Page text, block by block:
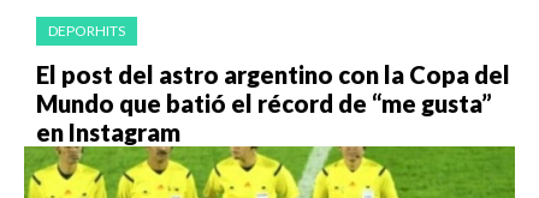
DEPORHITS
El post del astro argentino con la Copa del
Mundo que batió el récord de “me gusta”
en Instagram